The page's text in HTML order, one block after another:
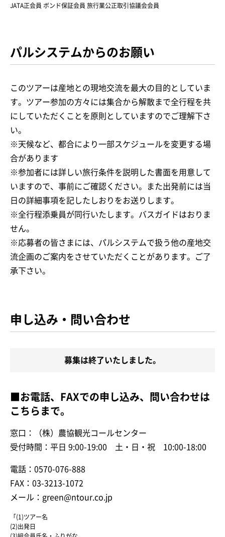
JATA正会員 ボンド保証会員 旅行業公正取引協議会会員
パルシステムからのお願い
このツアーは産地との現地交流を最大の目的としていま
す。ツアー参加の方々には集合から解散まで全行程を共
にしていただくことを原則としていますのでご理解下さ
い。
※天候など、都合により一部スケジュールを変更する場
合があります
※参加者には詳しい旅行条件を説明した書面を用意して
いますので、事前にご確認ください。また出発前には当
日の詳細事項を記したしおりをお送りします。
※全行程添乗員が同行いたします。バスガイドはおりま
せん。
※応募者の皆さまには、パルシステムで扱う他の産地交
流企画のご案内をさせていただくことがあります。ご了
承下さい。
申し込み・問い合わせ
募集は終了いたしました。
■お電話、FAXでの申し込み、問い合わせは
こちらまで。
窓口：（株）農協観光コールセンター
受付時間：平日 9:00-19:00 土・日・祝 10:00-18:00
電話：0570-076-888
FAX：03-3213-1072
メール：green@ntour.co.jp
「(1)ツアー名
(2)出発日